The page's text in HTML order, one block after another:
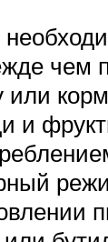
чем
или
и